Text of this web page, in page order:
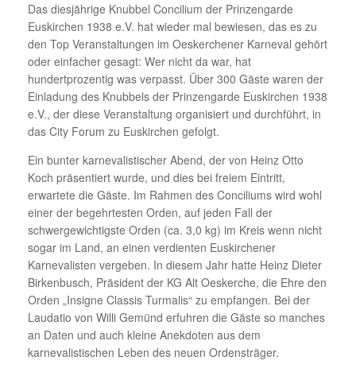
Das diesjährige Knubbel Concilium der Prinzengarde
Euskirchen 1938 e.V. hat wieder mal bewiesen, das es zu
den Top Veranstaltungen im Oeskerchener Karneval gehört
oder einfacher gesagt: Wer nicht da war, hat
hundertprozentig was verpasst. Über 300 Gäste waren der
Einladung des Knubbels der Prinzengarde Euskirchen 1938
e.V., der diese Veranstaltung organisiert und durchführt, in
das City Forum zu Euskirchen gefolgt.
Ein bunter karnevalistischer Abend, der von Heinz Otto
Koch präsentiert wurde, und dies bei freiem Eintritt,
erwartete die Gäste. Im Rahmen des Conciliums wird wohl
einer der begehrtesten Orden, auf jeden Fall der
schwergewichtigste Orden (ca. 3,0 kg) im Kreis wenn nicht
sogar im Land, an einen verdienten Euskirchener
Karnevalisten vergeben. In diesem Jahr hatte Heinz Dieter
Birkenbusch, Präsident der KG Alt Oeskerche, die Ehre den
Orden „Insigne Classis Turmalis“ zu empfangen. Bei der
Laudatio von Willi Gemünd erfuhren die Gäste so manches
an Daten und auch kleine Anekdoten aus dem
karnevalistischen Leben des neuen Ordensträger.